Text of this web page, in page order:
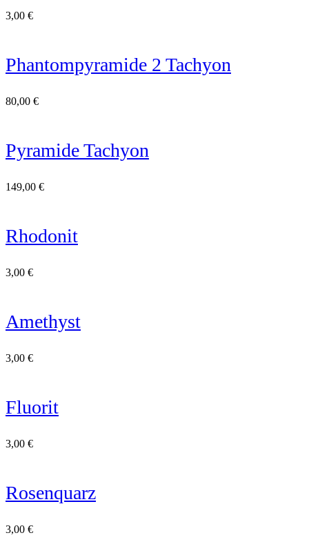
3,00 €
Phantompyramide 2 Tachyon
80,00 €
Pyramide Tachyon
149,00 €
Rhodonit
3,00 €
Amethyst
3,00 €
Fluorit
3,00 €
Rosenquarz
3,00 €